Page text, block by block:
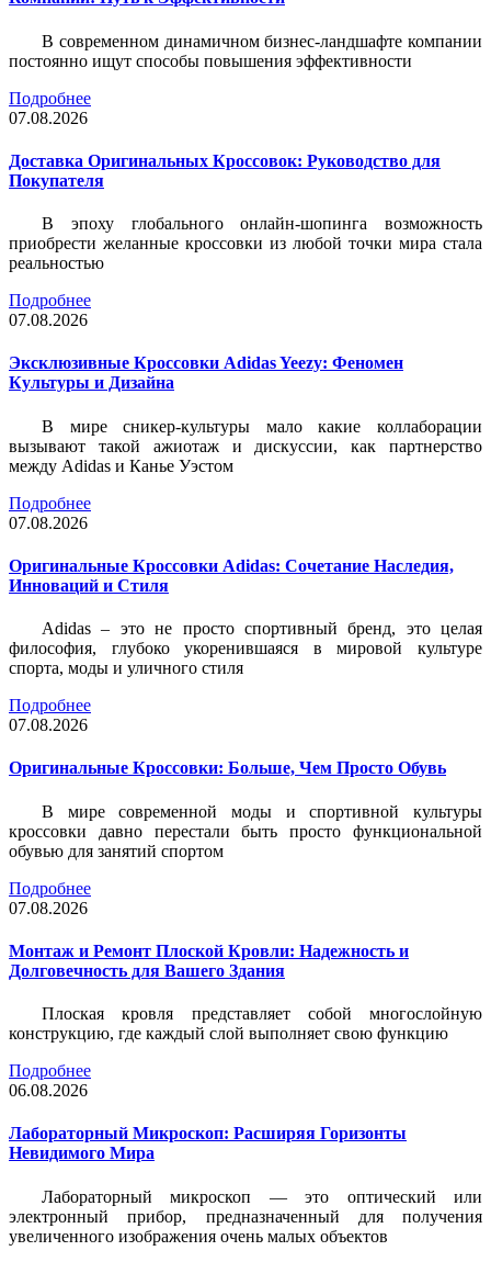
В современном динамичном бизнес-ландшафте компании
постоянно ищут способы повышения эффективности
Подробнее
07.08.2026
Доставка Оригинальных Кроссовок: Руководство для
Покупателя
В эпоху глобального онлайн-шопинга возможность
приобрести желанные кроссовки из любой точки мира стала
реальностью
Подробнее
07.08.2026
Эксклюзивные Кроссовки Adidas Yeezy: Феномен
Культуры и Дизайна
В мире сникер-культуры мало какие коллаборации
вызывают такой ажиотаж и дискуссии, как партнерство
между Adidas и Канье Уэстом
Подробнее
07.08.2026
Оригинальные Кроссовки Adidas: Сочетание Наследия,
Инноваций и Стиля
Adidas – это не просто спортивный бренд, это целая
философия, глубоко укоренившаяся в мировой культуре
спорта, моды и уличного стиля
Подробнее
07.08.2026
Оригинальные Кроссовки: Больше, Чем Просто Обувь
В мире современной моды и спортивной культуры
кроссовки давно перестали быть просто функциональной
обувью для занятий спортом
Подробнее
07.08.2026
Монтаж и Ремонт Плоской Кровли: Надежность и
Долговечность для Вашего Здания
Плоская кровля представляет собой многослойную
конструкцию, где каждый слой выполняет свою функцию
Подробнее
06.08.2026
Лабораторный Микроскоп: Расширяя Горизонты
Невидимого Мира
Лабораторный микроскоп — это оптический или
электронный прибор, предназначенный для получения
увеличенного изображения очень малых объектов